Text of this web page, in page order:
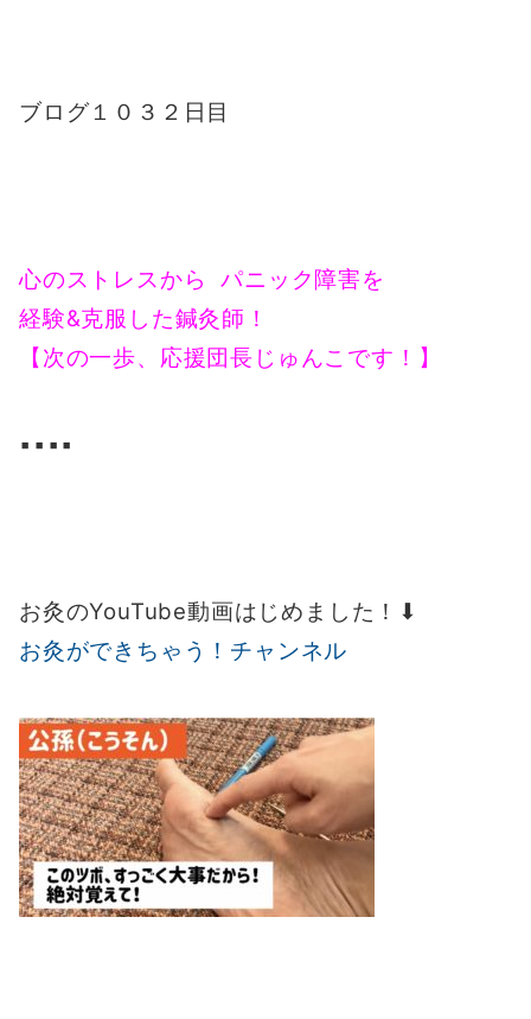
ブログ１０３２日目
心のストレスから パニック障害を
経験&克服した鍼灸師！
【次の一歩、応援団長じゅんこです！】
▪️▪️▪️▪️
お灸のYouTube動画はじめました！⬇︎
お灸ができちゃう！チャンネル